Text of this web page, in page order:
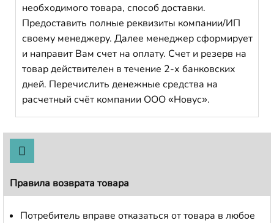
необходимого товара, способ доставки.
Предоставить полные реквизиты компании/ИП
своему менеджеру. Далее менеджер сформирует
и направит Вам счет на оплату. Счет и резерв на
товар действителен в течение 2-х банковских
дней. Перечислить денежные средства на
расчетный счёт компании ООО «Новус».
Правила возврата товара
Потребитель вправе отказаться от товара в любое